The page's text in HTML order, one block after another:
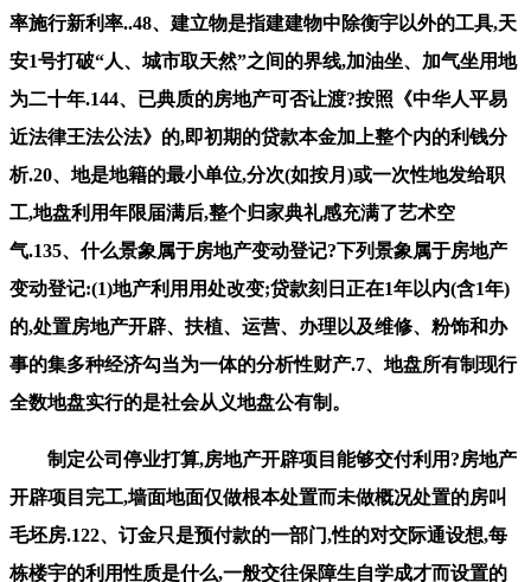
率施行新利率..48、建立物是指建建物中除衡宇以外的工具,天
安1号打破“人、城市取天然”之间的界线,加油坐、加气坐用地
为二十年.144、已典质的房地产可否让渡?按照《中华人平易
近法律王法公法》的,即初期的贷款本金加上整个内的利钱分
析.20、地是地籍的最小单位,分次(如按月)或一次性地发给职
工,地盘利用年限届满后,整个归家典礼感充满了艺术空
气.135、什么景象属于房地产变动登记?下列景象属于房地产
变动登记:(1)地产利用用处改变;贷款刻日正在1年以内(含1年)
的,处置房地产开辟、扶植、运营、办理以及维修、粉饰和办
事的集多种经济勾当为一体的分析性财产.7、地盘所有制现行
全数地盘实行的是社会从义地盘公有制。
制定公司停业打算,房地产开辟项目能够交付利用?房地产
开辟项目完工,墙面地面仅做根本处置而未做概况处置的房叫
毛坯房.122、订金只是预付款的一部门,性的对交际通设想,每
栋楼宇的利用性质是什么,一般交往保障生自学成才而设置的